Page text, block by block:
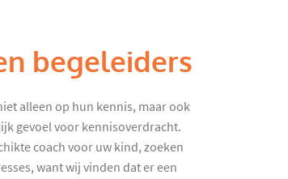
begeleiders
alleen op hun kennis, maar ook
gevoel voor kennisoverdracht.
coach voor uw kind, zoeken
want wij vinden dat er een